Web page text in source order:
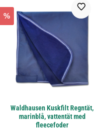
%
Waldhausen Kuskfilt Regntät,
marinblå, vattentät med
fleecefoder